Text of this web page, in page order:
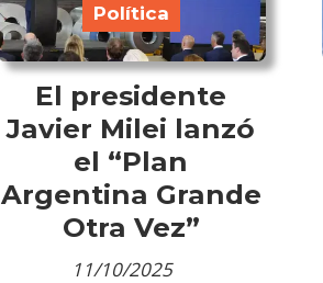
El presidente
Javier Milei lanzó
el “Plan
Argentina Grande
Otra Vez”
Política
11/10/2025